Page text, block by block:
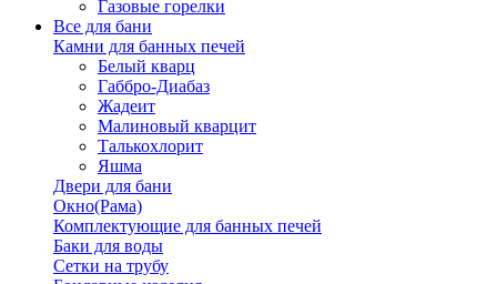
Газовые горелки
Все для бани
Камни для банных печей
Белый кварц
Габбро-Диабаз
Жадеит
Малиновый кварцит
Талькохлорит
Яшма
Двери для бани
Окно(Рама)
Комплектующие для банных печей
Баки для воды
Сетки на трубу